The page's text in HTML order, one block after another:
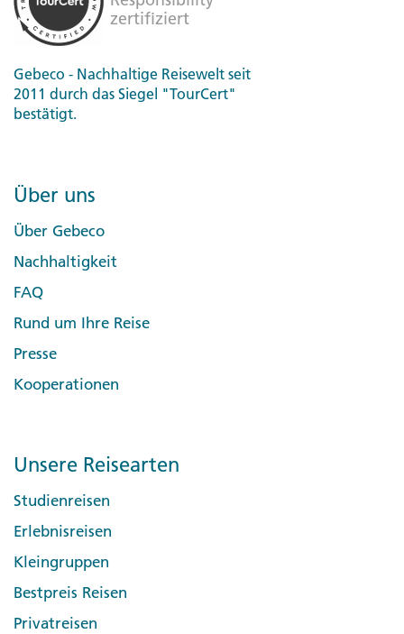
Gebeco - Nachhaltige Reisewelt seit
2011 durch das Siegel "TourCert"
bestätigt.
Über uns
Über Gebeco
Nachhaltigkeit
FAQ
Rund um Ihre Reise
Presse
Kooperationen
Unsere Reisearten
Studienreisen
Erlebnisreisen
Kleingruppen
Bestpreis Reisen
Privatreisen